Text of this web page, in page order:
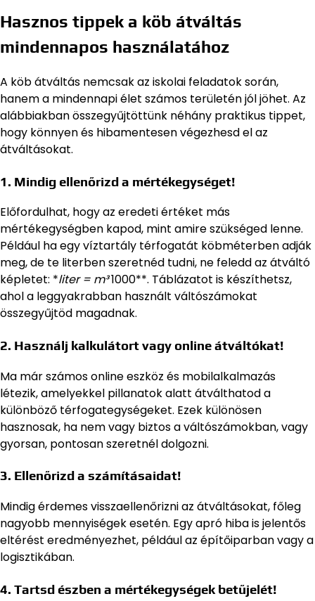
Hasznos tippek a köb átváltás
mindennapos használatához
A köb átváltás nemcsak az iskolai feladatok során,
hanem a mindennapi élet számos területén jól jöhet. Az
alábbiakban összegyűjtöttünk néhány praktikus tippet,
hogy könnyen és hibamentesen végezhesd el az
átváltásokat.
1. Mindig ellenőrizd a mértékegységet!
Előfordulhat, hogy az eredeti értéket más
mértékegységben kapod, mint amire szükséged lenne.
Például ha egy víztartály térfogatát köbméterben adják
meg, de te literben szeretnéd tudni, ne feledd az átváltó
képletet: *liter = m³1000**. Táblázatot is készíthetsz,
ahol a leggyakrabban használt váltószámokat
összegyűjtöd magadnak.
2. Használj kalkulátort vagy online átváltókat!
Ma már számos online eszköz és mobilalkalmazás
létezik, amelyekkel pillanatok alatt átválthatod a
különböző térfogategységeket. Ezek különösen
hasznosak, ha nem vagy biztos a váltószámokban, vagy
gyorsan, pontosan szeretnél dolgozni.
3. Ellenőrizd a számításaidat!
Mindig érdemes visszaellenőrizni az átváltásokat, főleg
nagyobb mennyiségek esetén. Egy apró hiba is jelentős
eltérést eredményezhet, például az építőiparban vagy a
logisztikában.
4. Tartsd észben a mértékegységek betűjelét!